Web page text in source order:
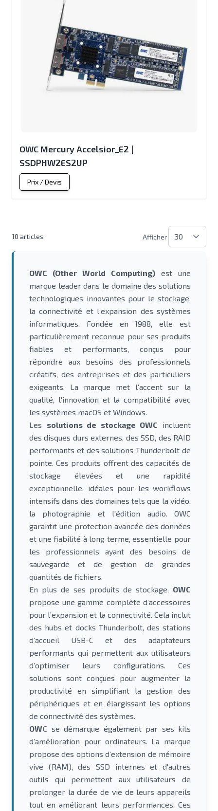
OWC Mercury Accelsior_E2 |
SSDPHW2ES2UP
Prix / Devis
10 articles Afficher
OWC (Other World Computing) est une
marque leader dans le domaine des solutions
technologiques innovantes pour le stockage,
la connectivité et l’expansion des systèmes
informatiques. Fondée en 1988, elle est
particulièrement reconnue pour ses produits
fiables et performants, conçus pour
répondre aux besoins des professionnels
créatifs, des entreprises et des particuliers
exigeants. La marque met l'accent sur la
qualité, l'innovation et la compatibilité avec
les systèmes macOS et Windows.
Les solutions de stockage OWC incluent
des disques durs externes, des SSD, des RAID
performants et des solutions Thunderbolt de
pointe. Ces produits offrent des capacités de
stockage élevées et une rapidité
exceptionnelle, idéales pour les workflows
intensifs dans des domaines tels que la vidéo,
la photographie et l'édition audio. OWC
garantit une protection avancée des données
et une fiabilité à long terme, essentielle pour
les professionnels ayant des besoins de
sauvegarde et de gestion de grandes
quantités de fichiers.
En plus de ses produits de stockage, OWC
propose une gamme complète d’accessoires
pour l’expansion et la connectivité. Cela inclut
des hubs et docks Thunderbolt, des stations
d’accueil USB-C et des adaptateurs
performants qui permettent aux utilisateurs
d’optimiser leurs configurations. Ces
solutions sont conçues pour augmenter la
productivité en simplifiant la gestion des
périphériques et en élargissant les options
de connectivité des systèmes.
OWC se démarque également par ses kits
d’amélioration pour ordinateurs. La marque
propose des options d’extension de mémoire
vive (RAM), des SSD internes et d'autres
outils qui permettent aux utilisateurs de
prolonger la durée de vie de leurs appareils
tout en améliorant leurs performances. Ces